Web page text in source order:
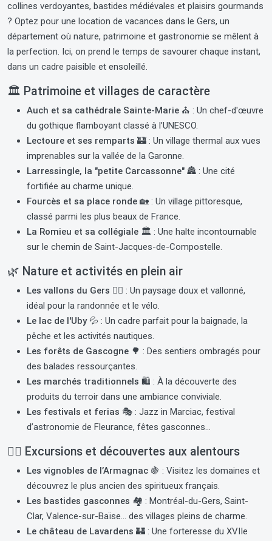
collines verdoyantes, bastides médiévales et plaisirs gourmands
? Optez pour une location de vacances dans le Gers, un
département où nature, patrimoine et gastronomie se mêlent à
la perfection. Ici, on prend le temps de savourer chaque instant,
dans un cadre paisible et ensoleillé.
🏛️ Patrimoine et villages de caractère
Auch et sa cathédrale Sainte-Marie ⛪ : Un chef-d'œuvre
du gothique flamboyant classé à l’UNESCO.
Lectoure et ses remparts 🏰 : Un village thermal aux vues
imprenables sur la vallée de la Garonne.
Larressingle, la "petite Carcassonne" 🏯 : Une cité
fortifiée au charme unique.
Fourcès et sa place ronde 🏡 : Un village pittoresque,
classé parmi les plus beaux de France.
La Romieu et sa collégiale 🏛 : Une halte incontournable
sur le chemin de Saint-Jacques-de-Compostelle.
🌿 Nature et activités en plein air
Les vallons du Gers 🚶‍♂️ : Un paysage doux et vallonné,
idéal pour la randonnée et le vélo.
Le lac de l'Uby 💦 : Un cadre parfait pour la baignade, la
pêche et les activités nautiques.
Les forêts de Gascogne 🌳 : Des sentiers ombragés pour
des balades ressourçantes.
Les marchés traditionnels 🛍️ : À la découverte des
produits du terroir dans une ambiance conviviale.
Les festivals et ferias 🎭 : Jazz in Marciac, festival
d’astronomie de Fleurance, fêtes gasconnes…
🚶‍♂️ Excursions et découvertes aux alentours
Les vignobles de l’Armagnac 🍇 : Visitez les domaines et
découvrez le plus ancien des spiritueux français.
Les bastides gasconnes 🏘 : Montréal-du-Gers, Saint-
Clar, Valence-sur-Baïse… des villages pleins de charme.
Le château de Lavardens 🏰 : Une forteresse du XVIIe